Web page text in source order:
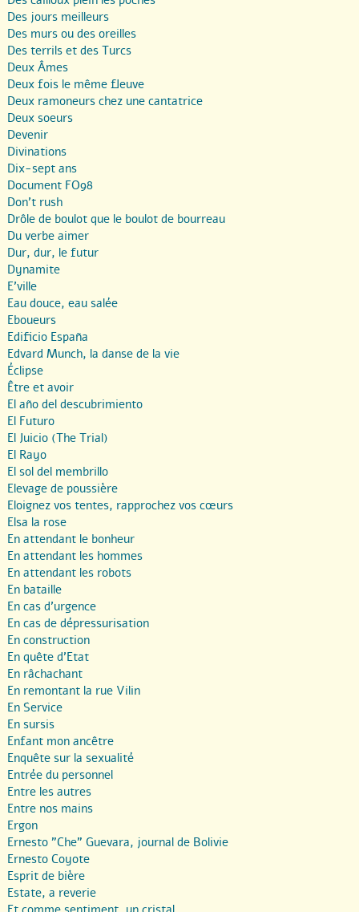
Des jours meilleurs
Des murs ou des oreilles
Des terrils et des Turcs
Deux Âmes
Deux fois le même fleuve
Deux ramoneurs chez une cantatrice
Deux soeurs
Devenir
Divinations
Dix-sept ans
Document FO98
Don’t rush
Drôle de boulot que le boulot de bourreau
Du verbe aimer
Dur, dur, le futur
Dynamite
E’ville
Eau douce, eau salée
Eboueurs
Edificio España
Edvard Munch, la danse de la vie
Éclipse
Être et avoir
El año del descubrimiento
El Futuro
El Juicio (The Trial)
El Rayo
El sol del membrillo
Elevage de poussière
Eloignez vos tentes, rapprochez vos cœurs
Elsa la rose
En attendant le bonheur
En attendant les hommes
En attendant les robots
En bataille
En cas d’urgence
En cas de dépressurisation
En construction
En quête d’Etat
En râchachant
En remontant la rue Vilin
En Service
En sursis
Enfant mon ancêtre
Enquête sur la sexualité
Entrée du personnel
Entre les autres
Entre nos mains
Ergon
Ernesto "Che" Guevara, journal de Bolivie
Ernesto Coyote
Esprit de bière
Estate, a reverie